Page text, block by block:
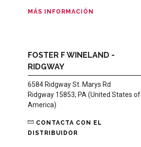
MÁS INFORMACIÓN
FOSTER F WINELAND -
RIDGWAY
6584 Ridgway St. Marys Rd
Ridgway 15853, PA (United States of
America)
CONTACTA CON EL
DISTRIBUIDOR